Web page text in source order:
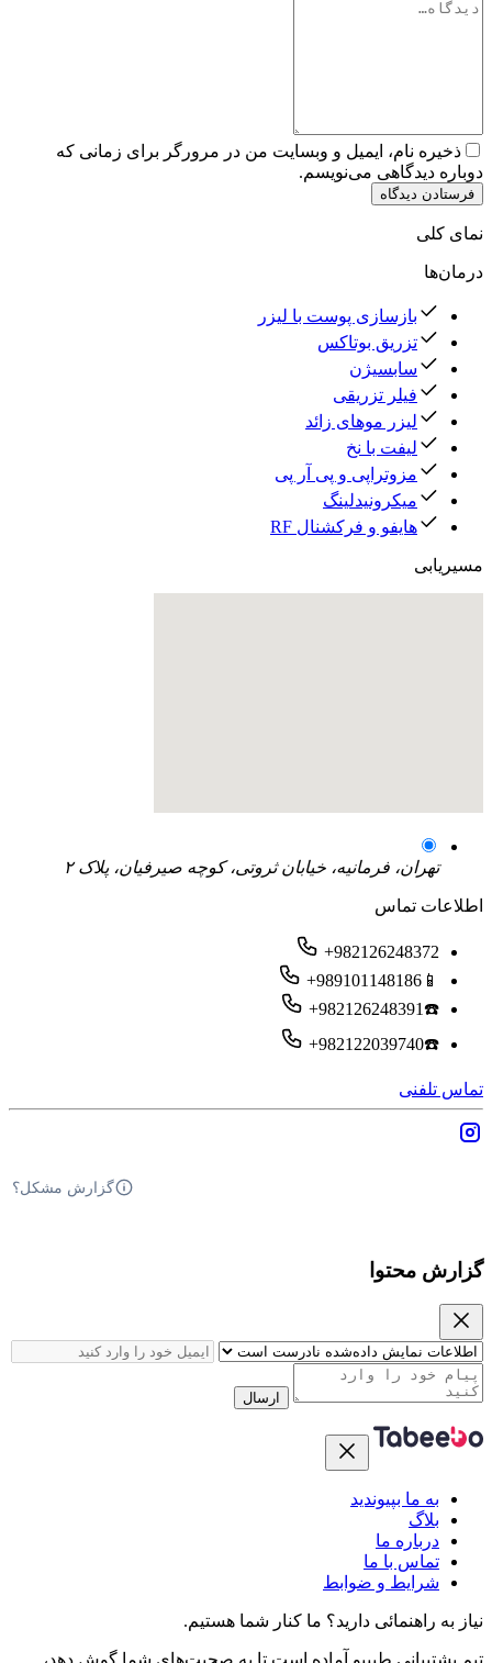
ذخیره نام، ایمیل و وبسایت من در مرورگر برای زمانی که
دوباره دیدگاهی می‌نویسم.
فرستادن دیدگاه
نمای کلی
درمان‌ها
بازسازی پوست با لیزر
تزریق بوتاکس
سابسیژن
فیلر تزریقی
لیزر موهای زائد
لیفت با نخ
مزوتراپی و پی آر پی
میکرونیدلینگ
هایفو و فرکشنال RF
مسیریابی
تهران، فرمانیه، خیابان ثروتی، کوچه صیرفیان، پلاک ۲
اطلاعات تماس
+982126248372
+989101148186📱
+982126248391☎️
+982122039740☎️
تماس تلفنی
گزارش مشکل؟
گزارش محتوا
ارسال
به ما بپیوندید
بلاگ
درباره ما
تماس با ما
شرایط و ضوابط
نیاز به راهنمائی دارید؟ ما کنار شما هستیم.
تیم پشتیبانی طبیبو آماده است تا به صحبت‌های شما گوش دهد،